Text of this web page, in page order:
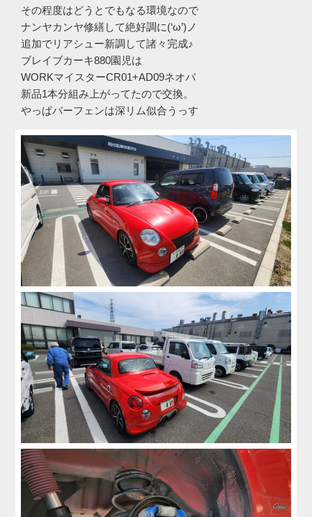
その程度はどうとでもなる環境なので
ナンヤカンヤ修繕して絶好調に(‘ω’)ノ
追加でリアシュー新調して諸々完成♪
ブレイブカーキ880園児は
WORKマイスターCR01+AD09ネオバ
新品1本分組み上がってたので交換。
やっぱバーフェンは深リム似合うっす